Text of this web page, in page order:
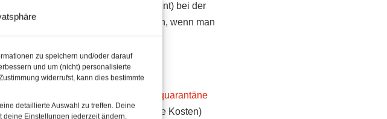
zu speichern und/oder darauf
und um (nicht) personalisierte
widerrufst, kann dies bestimmte
detaillierte Auswahl zu treffen. Deine
deine Einstellungen jederzeit ändern,
legitim sei, blieb vorerst unerwähnt) bei der
werden. Natürlich nur dann, wenn man
der Grenzwächter liegt.
sich Betroffene sofort in
Heimquarantäne
dass in Österreich (auf eigene Kosten)